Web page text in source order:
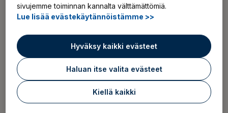
sivujemme toiminnan kannalta välttämättömiä.
Lue lisää evästekäytännöistämme >>
Hyväksy kaikki evästeet
Haluan itse valita evästeet
Kiellä kaikki